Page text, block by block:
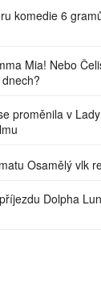
komedie 6
Mia! Nebo
proměnila v
Osamělý vlk
Dolpha